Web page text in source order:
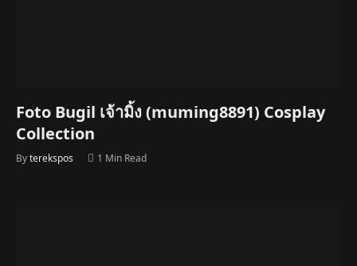
Foto Bugil เจ้ามิ้ง (muming8891) Cosplay
Collection
Byterekspos 1 Min Read